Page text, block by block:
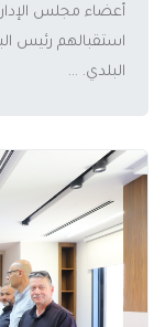
أعضاء مجلس
استقبالهم رئيس
البلدي. ...